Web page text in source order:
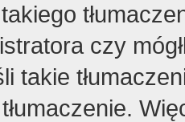
czy
takie